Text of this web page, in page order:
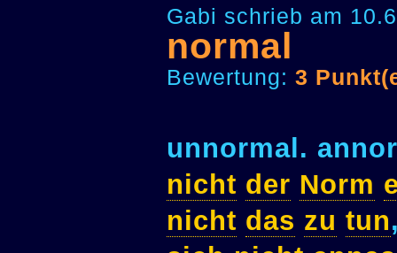
Gabi schrieb am
normal
Bewertung: 3
unnormal.
nicht der Norm
nicht das zu tun